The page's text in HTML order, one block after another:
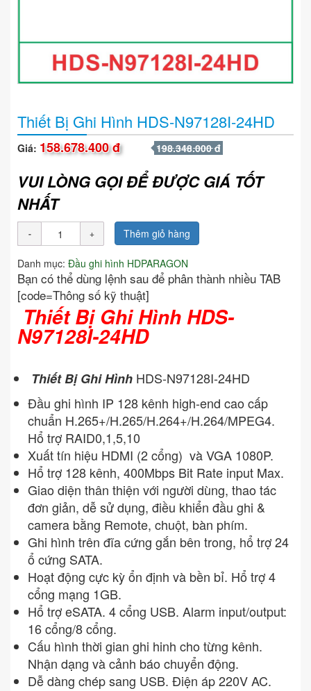
Thiết Bị Ghi Hình HDS-N97128I-24HD
Giá: 158.678.400 đ 198.348.000 đ
VUI LÒNG GỌI ĐỂ ĐƯỢC GIÁ TỐT
NHẤT
Thêm giỏ hàng
Danh mục: Đầu ghi hình HDPARAGON
Bạn có thể dùng lệnh sau để phân thành nhiều TAB
[code=Thông số kỹ thuật]
Thiết Bị Ghi Hình HDS-
N97128I-24HD
Thiết Bị Ghi Hình HDS-N97128I-24HD
Đầu ghi hình IP 128 kênh high-end cao cấp
chuẩn H.265+/H.265/H.264+/H.264/MPEG4.
Hổ trợ RAID0,1,5,10
Xuất tín hiệu HDMI (2 cổng) và VGA 1080P.
Hổ trợ 128 kênh, 400Mbps Bit Rate input Max.
Giao diện thân thiện với người dùng, thao tác
đơn giản, dễ sử dụng, điều khiển đầu ghi &
camera bằng Remote, chuột, bàn phím.
Ghi hình trên đĩa cứng gắn bên trong, hổ trợ 24
ổ cứng SATA.
Hoạt động cực kỳ ổn định và bền bỉ. Hổ trợ 4
cổng mạng 1GB.
Hổ trợ eSATA. 4 cổng USB. Alarm input/output:
16 cổng/8 cổng.
Cấu hình thời gian ghi hinh cho từng kênh.
Nhận dạng và cảnh báo chuyển động.
Dễ dàng chép sang USB. Điện áp 220V AC.